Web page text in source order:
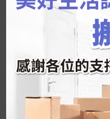
年已經等不及帶這
2026 過年禮盒推薦
停用猛健樂後會反彈
維持全攻略
公主營養師：飲食改
你一定要知道的技巧